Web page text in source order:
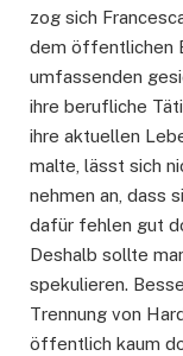
zog sich
dem öffentlichen
umfassenden
ihre berufliche
ihre aktuellen
malte, lässt sich
nehmen an, dass
dafür fehlen gut
Deshalb sollte
spekulieren.
Trennung von
öffentlich kaum